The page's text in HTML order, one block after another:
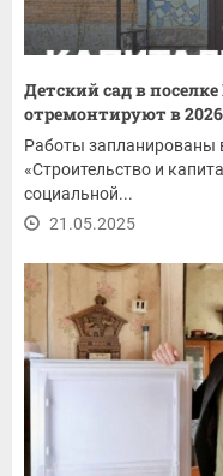
Детский сад в
отремонтируют в
Работы запланированы
«Строительство и
социальной...
21.05.2025